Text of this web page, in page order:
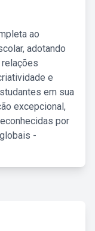
ao
adotando
e
em sua
excepcional,
por
-